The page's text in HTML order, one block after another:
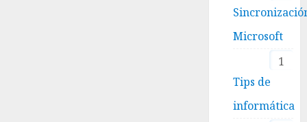
Microsoft
1
Tips de
informática